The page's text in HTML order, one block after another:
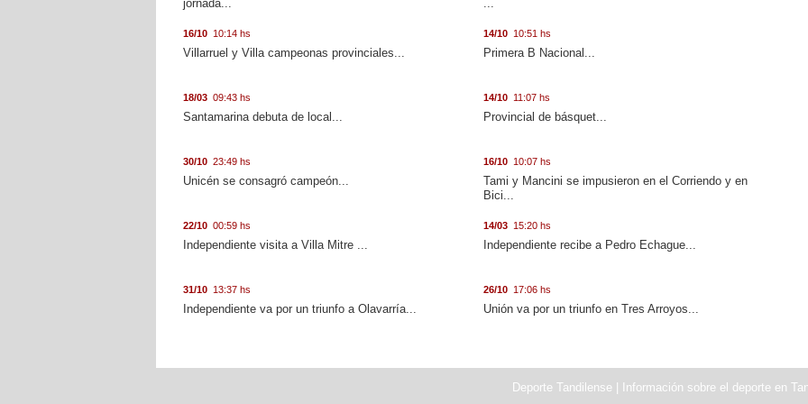
jornada... ...
16/10 10:14 hs
Villarruel y Villa campeonas provinciales...
14/10 10:51 hs
Primera B Nacional...
18/03 09:43 hs
Santamarina debuta de local...
14/10 11:07 hs
Provincial de básquet...
30/10 23:49 hs
Unicén se consagró campeón...
16/10 10:07 hs
Tami y Mancini se impusieron en el Corriendo y en
Bici...
22/10 00:59 hs
Independiente visita a Villa Mitre ...
14/03 15:20 hs
Independiente recibe a Pedro Echague...
31/10 13:37 hs
Independiente va por un triunfo a Olavarría...
26/10 17:06 hs
Unión va por un triunfo en Tres Arroyos...
Deporte Tandilense | Información sobre el deporte en